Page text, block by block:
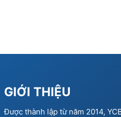
GIỚI THIỆU
Được thành lập từ năm 2014,